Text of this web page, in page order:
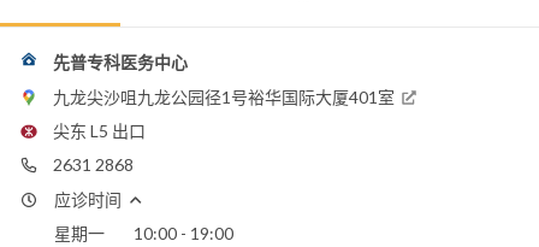
电邮：
CustomerCare@VirtusMedical.com
嘉诺撒医院
养和医院
明德国际医院
圣保禄医院
先普专科医务中心
九龙尖沙咀九龙公园径1号裕华国际大厦401室
尖东 L5 出口
2631 2868
应诊时间
星期一
10:00 - 19:00